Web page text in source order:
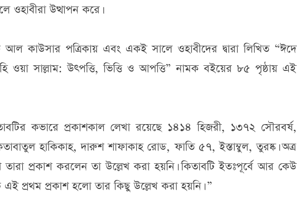
ওহাবীরা উত্থাপন করে।
কাউসার পত্রিকায় এবং একই সালে ওহাবীদের দ্বারা লিখিত “ঈদে
ওয়া সাল্লাম: উৎপত্তি, ভিত্তি ও আপত্তি” নামক বইয়ের ৮৫ পৃষ্ঠায় এই
কভারে প্রকাশকাল লেখা রয়েছে ১৪১৪ হিজরী, ১৩৭২ সৌরবর্ষ,
হাকিকাহ, দারুশ শাফাকাহ রোড, ফাতি ৫৭, ইস্তাম্বুল, তুরষ্ক। অত্র
প্রকাশ করলেন তা উল্লেখ করা হয়নি। কিতাবটি ইতঃপূর্বে আর কেউ
এই প্রথম প্রকাশ হলো তার কিছু উল্লেখ করা হয়নি। ”